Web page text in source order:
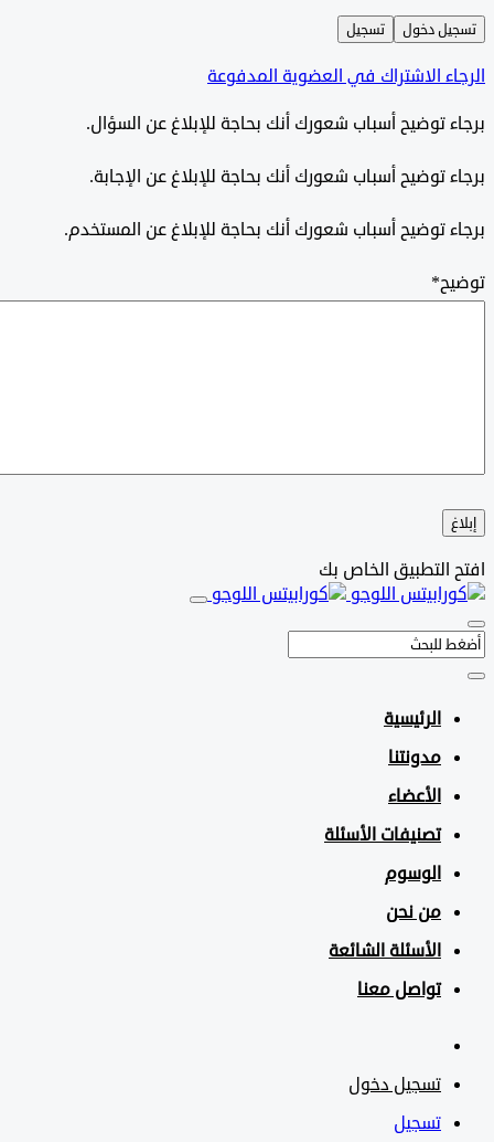
دخول تسجيل
الاشتراك في العضوية المدفوعة
توضيح أسباب شعورك أنك بحاجة للإبلاغ عن السؤال.
توضيح أسباب شعورك أنك بحاجة للإبلاغ عن الإجابة.
توضيح أسباب شعورك أنك بحاجة للإبلاغ عن المستخدم.
*
التطبيق الخاص بك
الرئيسية
مدونتنا
الأعضاء
تصنيفات الأسئلة
الوسوم
من نحن
الأسئلة الشائعة
تواصل معنا
تسجيل دخول
تسجيل